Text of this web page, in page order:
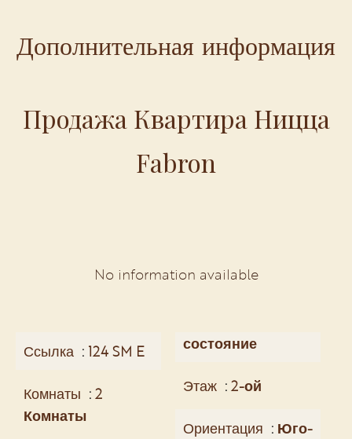
Дополнительная информация
Продажа Квартира Ницца
Fabron
No information available
Ссылка 124 SM E
Комнаты
2
Комнаты
состояние
Этаж 2-ой
Ориентация
Юго-